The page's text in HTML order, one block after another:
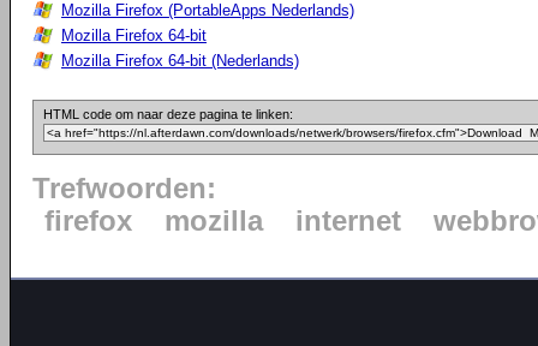
Mozilla Firefox (PortableApps Nederlands)
Mozilla Firefox 64-bit
Mozilla Firefox 64-bit (Nederlands)
HTML code om naar deze pagina te linken:
Trefwoorden:
firefox
mozilla internet